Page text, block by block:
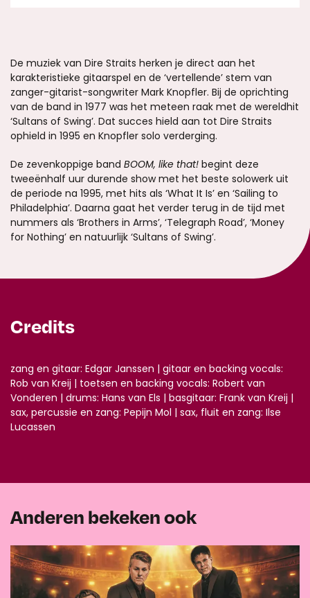
De muziek van Dire Straits herken je direct aan het
karakteristieke gitaarspel en de ‘vertellende’ stem van
zanger-gitarist-songwriter Mark Knopfler. Bij de oprichting
van de band in 1977 was het meteen raak met de wereldhit
‘Sultans of Swing’. Dat succes hield aan tot Dire Straits
ophield in 1995 en Knopfler solo verderging.
De zevenkoppige band BOOM, like that! begint deze
tweeënhalf uur durende show met het beste solowerk uit
de periode na 1995, met hits als ‘What It Is’ en ‘Sailing to
Philadelphia’. Daarna gaat het verder terug in de tijd met
nummers als ‘Brothers in Arms’, ‘Telegraph Road’, ‘Money
for Nothing’ en natuurlijk ‘Sultans of Swing’.
Credits
zang en gitaar: Edgar Janssen | gitaar en backing vocals:
Rob van Kreij | toetsen en backing vocals: Robert van
Vonderen | drums: Hans van Els | basgitaar: Frank van Kreij |
sax, percussie en zang: Pepijn Mol | sax, fluit en zang: Ilse
Lucassen
Anderen bekeken ook